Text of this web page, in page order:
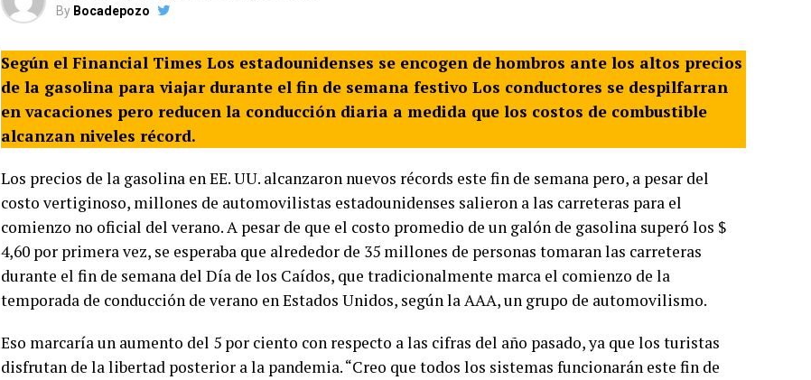
By Bocadepozo
Según el Financial Times Los estadounidenses se encogen de hombros ante los altos precios
de la gasolina para viajar durante el fin de semana festivo Los conductores se despilfarran
en vacaciones pero reducen la conducción diaria a medida que los costos de combustible
alcanzan niveles récord.
Los precios de la gasolina en EE. UU. alcanzaron nuevos récords este fin de semana pero, a pesar del
costo vertiginoso, millones de automovilistas estadounidenses salieron a las carreteras para el
comienzo no oficial del verano. A pesar de que el costo promedio de un galón de gasolina superó los $
4,60 por primera vez, se esperaba que alrededor de 35 millones de personas tomaran las carreteras
durante el fin de semana del Día de los Caídos, que tradicionalmente marca el comienzo de la
temporada de conducción de verano en Estados Unidos, según la AAA, un grupo de automovilismo.
Eso marcaría un aumento del 5 por ciento con respecto a las cifras del año pasado, ya que los turistas
disfrutan de la libertad posterior a la pandemia. “Creo que todos los sistemas funcionarán este fin de